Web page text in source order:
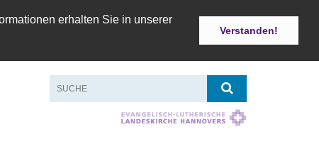
erhalten Sie in unserer
Verstanden!